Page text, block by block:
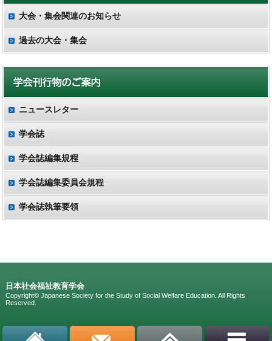
大会・集会関連のお知らせ
過去の大会・集会
ニュースレター
学会誌
学会誌編集規程
学会誌編集委員会規程
学会誌執筆要領
日本社会福祉教育学会
Copyright© Japanese Society for the Study of Social Welfare Education. All Rights
Reserved.